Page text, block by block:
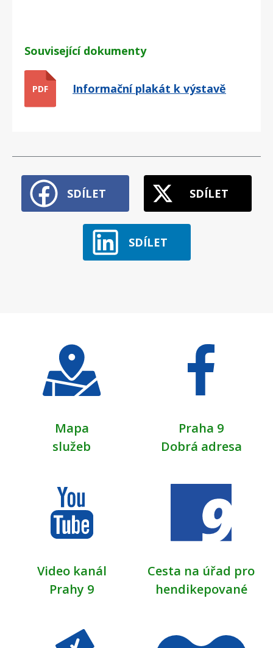
Související dokumenty
PDF Informační plakát k výstavě
SDÍLET SDÍLET
SDÍLET
Mapa
služeb
Praha 9
Dobrá adresa
Video kanál
Prahy 9
Cesta na úřad pro
hendikepované